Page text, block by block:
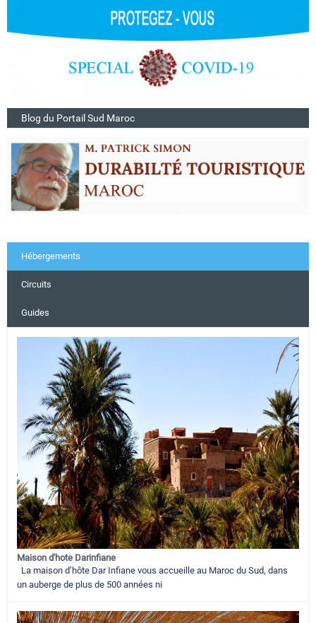
Blog du Portail Sud Maroc
Hébergements
Circuits
Guides
Maison d'hote Darinfiane
La maison d’hôte Dar Infiane vous accueille au Maroc du Sud, dans
un auberge de plus de 500 années ni